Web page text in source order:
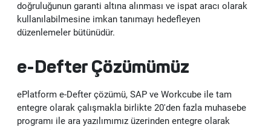
Intranet ve Kurumsal İletişim Portalları
SAP İş Analitikleri
SAP Destek Hizmetleri
IFRS 16
e-Muhasebe
e-Defter
Adobe Lisanslama
Microsoft Lisanslama
İnsan Kaynakları Danışmanlık Hizmetleri
Uçtan Uca İnsan Kaynakları Danışmanlığı
UiPath Robotik Süreç Otomasyonu (RPA)
E-Şirket - Dijital Platform Uygulamaları
Me2C Commerce - SAP Hybris Accelerator
MainTask Mobil Bakım Onarım Uygulaması
KARİYER
İşe Alım
doğruluğunun garanti altına alınması ve ispat aracı olarak
kullanılabilmesine imkan tanımayı hedefleyen
düzenlemeler bütünüdür.
e-Defter Çözümümüz
ePlatform e-Defter çözümü, SAP ve Workcube ile tam
entegre olarak çalışmakla birlikte 20'den fazla muhasebe
programı ile ara yazılımımız üzerinden entegre olarak